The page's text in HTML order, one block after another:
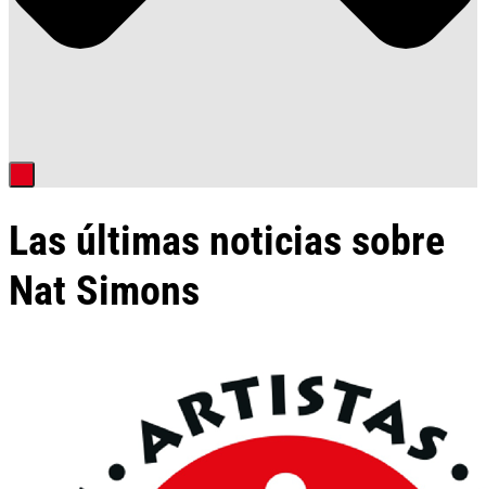
Las últimas noticias sobre
Nat Simons